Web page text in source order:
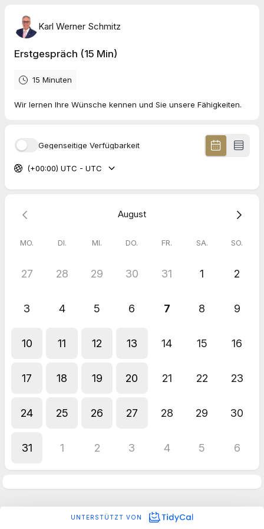
Karl Werner Schmitz
Erstgespräch (15 Min)
15 Minuten
Wir lernen Ihre Wünsche kennen und Sie unsere Fähigkeiten.
Gegenseitige Verfügbarkeit
(+00:00) UTC - UTC
August
MO. DI. MI. DO. FR. SA. SO.
27 28 29 30 31 1 2
3 4 5 6 7 8 9
10 11 12 13 14 15 16
17 18 19 20 21 22 23
24 25 26 27 28 29 30
31 1 2 3 4 5 6
UNTERSTÜTZT VON